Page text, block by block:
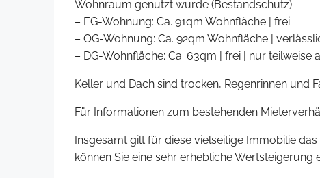
Wohnraum genutzt wurde (Bestandschutz):
– EG-Wohnung: Ca. 91qm Wohnfläche | frei
– OG-Wohnung: Ca. 92qm Wohnfläche |
– DG-Wohnfläche: Ca. 63qm | frei | nur
Keller und Dach sind trocken, Regenrinnen und
Für Informationen zum bestehenden
Insgesamt gilt für diese vielseitige Immobilie
können Sie eine sehr erhebliche Wertsteigerung